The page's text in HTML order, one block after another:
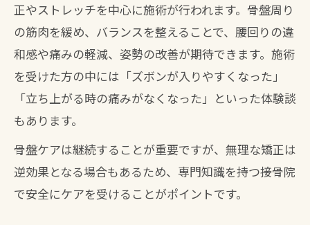
正やストレッチを中心に施術が行われます。骨盤周り
の筋肉を緩め、バランスを整えることで、腰回りの違
和感や痛みの軽減、姿勢の改善が期待できます。施術
を受けた方の中には「ズボンが入りやすくなった」
「立ち上がる時の痛みがなくなった」といった体験談
もあります。
骨盤ケアは継続することが重要ですが、無理な矯正は
逆効果となる場合もあるため、専門知識を持つ接骨院
で安全にケアを受けることがポイントです。